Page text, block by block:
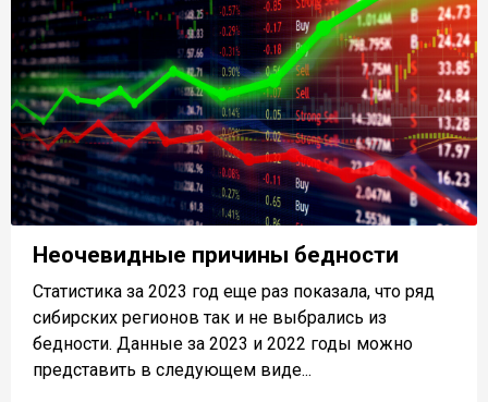
Неочевидные причины бедности
Статистика за 2023 год еще раз показала, что ряд
сибирских регионов так и не выбрались из
бедности. Данные за 2023 и 2022 годы можно
представить в следующем виде...